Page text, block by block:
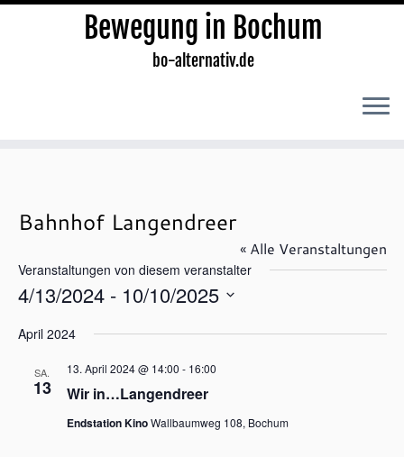
Bewegung in Bochum
bo-alternativ.de
Bahnhof Langendreer
« Alle Veranstaltungen
Veranstaltungen von diesem veranstalter
4/13/2024 - 10/10/2025
a
April 2024
SA.
13 Wir in…Langendreer
13. April 2024 @ 14:00 - 16:00
Endstation KinoWallbaumweg 108, Bochum